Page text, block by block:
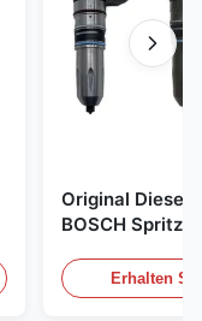
Original Diesel
BOSCH
Erhalten